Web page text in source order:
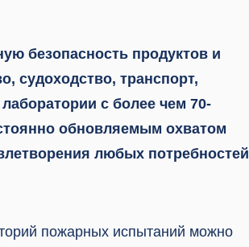
безопасность продуктов и
судоходство, транспорт,
с более чем 70-
обновляемым охватом
любых потребностей
пожарных испытаний можно